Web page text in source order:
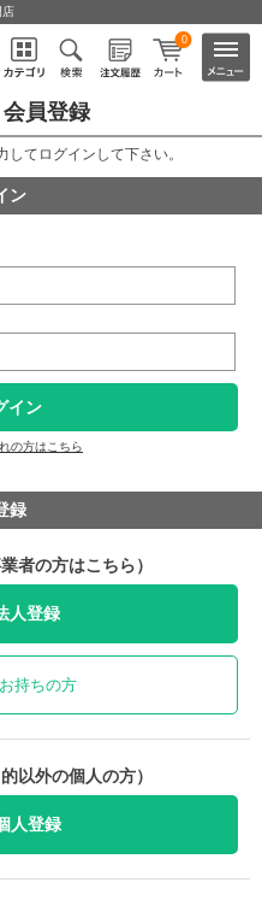
店
0
員登録
てログインして下さい。
ン
イン
の方はこちら
録
者の方はこちら）
人登録
持ちの方
以外の個人の方）
人登録